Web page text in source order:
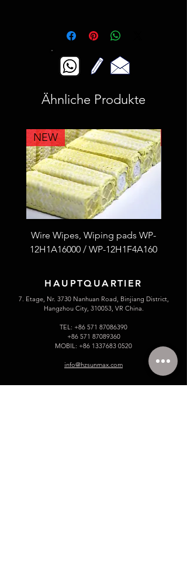
Kreiselpumpen: 100
Ähnliche Produkte
NEW
Wire Wipes, Wiping pads WP-
12H1A16000 / WP-12H1F4A160
HAUPTQUARTIER
7. Etage, Nr. 3730 Nanhuan Road, Binjiang District,
Hangzhou City, 310053, VR China.
TEL: +86 571 87086390
+86 571 87089360
MOBIL: +86 1337683 0520
info@hzsunmax.com